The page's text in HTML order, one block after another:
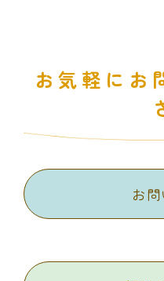
お気軽にお
お